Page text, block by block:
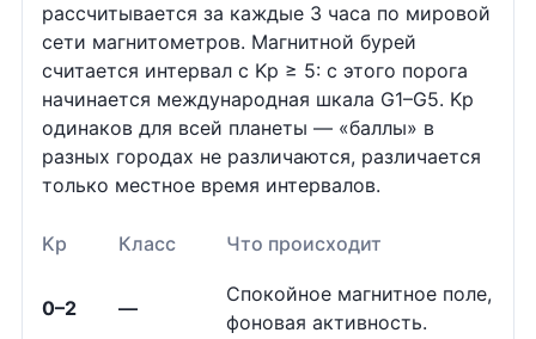
рассчитывается за каждые 3 часа по мировой
сети магнитометров. Магнитной бурей
считается интервал с Kp ≥ 5: с этого порога
начинается международная шкала G1–G5. Kp
одинаков для всей планеты — «баллы» в
разных городах не различаются, различается
только местное время интервалов.
Kp Класс Что происходит
0–2 —
Спокойное магнитное поле,
фоновая активность.